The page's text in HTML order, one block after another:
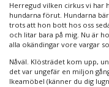
Herregud vilken cirkus vi har
hundarna förut. Hundarna
trots att hon bott hos oss
och litar bara på mig. Nu är
alla okändingar vore vargar
Nåväl. Klösträdet kom upp,
det var ungefär en miljon
Ikeamöbel (känner du dig